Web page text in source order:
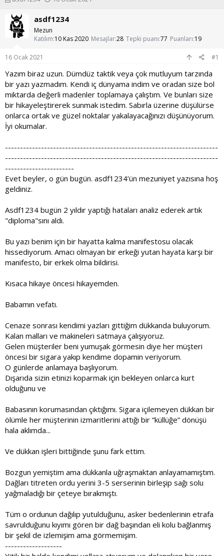
n
u
y
a
ş
l
a
t
a
n
ş
a
n
ç
t
a
r
i
h
asdf1234
Mezun
Katılım 10 Kas 2020 Mesajlar28 Tepki puanı 77 Puanları 19
16 Ocak 2021 #1
Yazım biraz uzun. Dümdüz taktik veya çok mutluyum tarzında
bir yazı yazmadım. Kendi iç dünyama indim ve oradan size bol
miktarda değerli madenler toplamaya çalıştım. Ve bunları size
bir hikayeleştirerek sunmak istedim. Sabırla üzerine düşülürse
onlarca ortak ve güzel noktalar yakalayacağınızı düşünüyorum.
İyi okumalar.
-----------------------------------------------------------------------
-----------------------------------------------------------------------
-----------------------
Evet beyler, o gün bugün. asdf1234’ün mezuniyet yazısına hoş
geldiniz.
Asdf1234 bugün 2 yıldır yaptığı hataları analiz ederek artık
"diploma"sını aldı.
Bu yazı benim için bir hayatta kalma manifestosu olacak
hissediyorum. Amacı olmayan bir erkeği yutan hayata karşı bir
manifesto, bir erkek olma bildirisi.
Kısaca hikaye öncesi hikayemden.
Babamın vefatı.
Cenaze sonrası kendimi yazları gittiğim dükkanda buluyorum.
Kalan malları ve makineleri satmaya çalışıyoruz.
Gelen müşteriler beni yumuşak görmesin diye her müşteri
öncesi bir sigara yakıp kendime dopamin veriyorum.
O günlerde anlamaya başlıyorum.
Dışarıda sizin etinizi koparmak için bekleyen onlarca kurt
olduğunu ve
Babasının korumasından çıktığımı. Sigara içilemeyen dükkan bir
ölümle her müşterinin izmaritlerini attığı bir “küllüğe” dönüşü
hala aklımda...
Ve dükkan işleri bittiğinde şunu fark ettim.
Bozgun yemiştim ama dükkanla uğraşmaktan anlayamamıştım.
Dağları titreten ordu yerini 3-5 serserinin birleşip sağı solu
yağmaladığı bir çeteye bırakmıştı.
Tüm o ordunun dağılıp yutulduğunu, asker bedenlerinin etrafa
savrulduğunu kıyımı gören bir dağ başından eli kolu bağlanmış
bir şekil de izlemişim ama görmemişim.
-------------------